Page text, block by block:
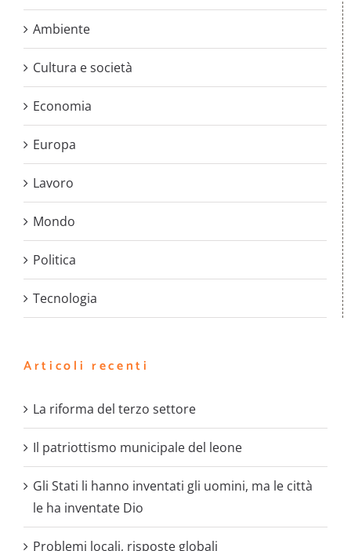
Ambiente
Cultura e società
Economia
Europa
Lavoro
Mondo
Politica
Tecnologia
Articoli recenti
La riforma del terzo settore
Il patriottismo municipale del leone
Gli Stati li hanno inventati gli uomini, ma le città
le ha inventate Dio
Problemi locali, risposte globali